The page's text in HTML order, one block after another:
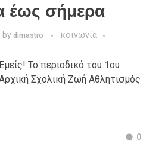
έως σήμερα
by dimastro
κοινωνία
Το περιοδικό του 1ου
Σχολική Ζωή Αθλητισμός
0